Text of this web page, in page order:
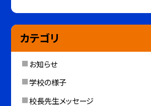
カテゴリ
お知らせ
学校の様子
校長先生メッセージ